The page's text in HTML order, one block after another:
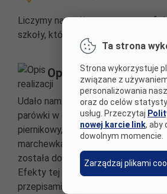
Liczymy na to, iż nasza praca trafi
szkoły, którzy zachęceni
Opis realizacji
Udało nam się przetestować
parówki w cieście francuskim, jajka
piernikowy, sałatkę owocową,
marchewką, frytki, ciastka serowe
została dopracowana w formie
Efekty tej pracy można zobaczyć
przepisami udostępnione są
Ta strona
Strona wykorzystuje
związane z
personalizowania
oraz do celów
usług. Przeczytaj
nowej karcie link, aby
dowolnym momencie.
Zarządzaj plikami